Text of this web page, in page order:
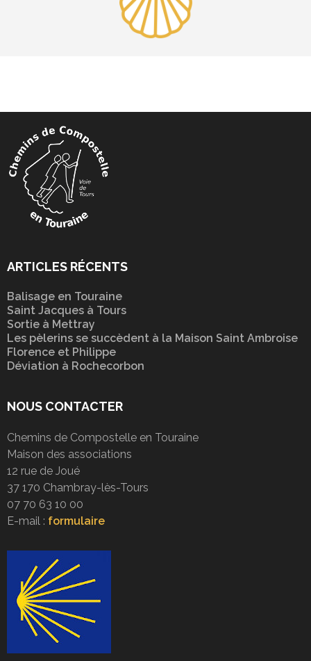
ARTICLES RÉCENTS
Balisage en Touraine
Saint Jacques à Tours
Sortie à Mettray
Les pèlerins se succèdent à la Maison Saint Ambroise
Florence et Philippe
Déviation à Rochecorbon
NOUS CONTACTER
Chemins de Compostelle en Touraine
Maison des associations
12 rue de Joué
37 170 Chambray-lès-Tours
07 70 63 10 00
E-mail : formulaire